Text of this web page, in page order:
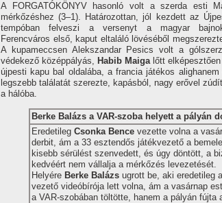
A FORGATÓKÖNYV hasonló volt a szerda esti
mérkőzéshez (3–1). Határozottan, jól kezdett az
tempóban felveszi a versenyt a magyar
Ferencváros első, kaput eltaláló lövéséből
A kupameccsen Alekszandar Pesics volt a
védekező középpályás, Habib Maigalőtt elképesztően
újpesti kapu bal oldalába, a francia játékos alighanem
legszebb találatát szerezte, kapásból, nagy erővel
a hálóba.
Berke Balázs a VAR-szoba helyett a pályán
Eredetileg Csonka Bence vezette volna a
derbit, ám a 33 esztendős játékvezető a
kisebb sérülést szenvedett, és úgy döntött, a
kedvéért nem vállalja a mérkőzés levezetését.
Helyére Berke Balázs ugrott be, aki eredetileg
vezető videóbírója lett volna, ám a vasárnap
a VAR-szobában töltötte, hanem a pályán fújta